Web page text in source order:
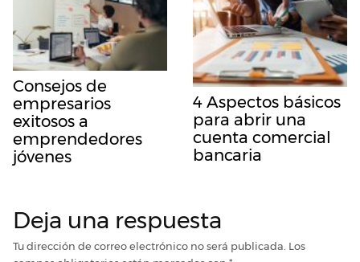
Consejos de
empresarios
exitosos a
emprendedores
jóvenes
4 Aspectos básicos
para abrir una
cuenta comercial
bancaria
Deja una respuesta
Tu dirección de correo electrónico no será publicada. Los